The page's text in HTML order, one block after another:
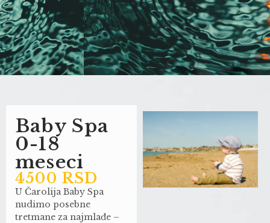
Baby Spa
0-18
meseci
4500 RSD
U Čarolija Baby Spa
nudimo posebne
tretmane za najmlađe –